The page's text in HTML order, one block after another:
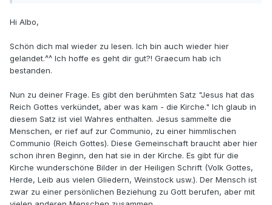
Hi Albo,
Schön dich mal wieder zu lesen. Ich bin auch wieder hier
gelandet.^^ Ich hoffe es geht dir gut?! Graecum hab ich
bestanden.
Nun zu deiner Frage. Es gibt den berühmten Satz "Jesus hat das
Reich Gottes verkündet, aber was kam - die Kirche." Ich glaub in
diesem Satz ist viel Wahres enthalten. Jesus sammelte die
Menschen, er rief auf zur Communio, zu einer himmlischen
Communio (Reich Gottes). Diese Gemeinschaft braucht aber hier
schon ihren Beginn, den hat sie in der Kirche. Es gibt für die
Kirche wunderschöne Bilder in der Heiligen Schrift (Volk Gottes,
Herde, Leib aus vielen Gliedern, Weinstock usw.). Der Mensch ist
zwar zu einer persönlichen Beziehung zu Gott berufen, aber mit